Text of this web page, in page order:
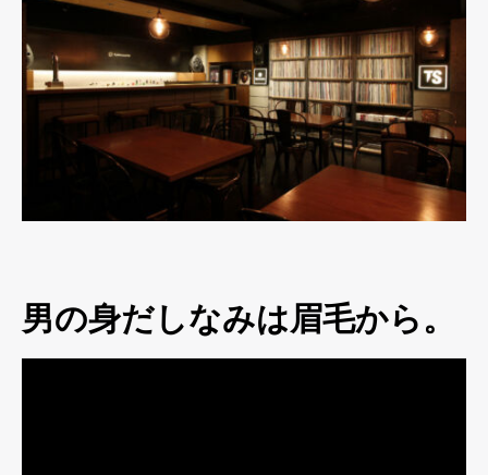
男の身だしなみは眉毛から。